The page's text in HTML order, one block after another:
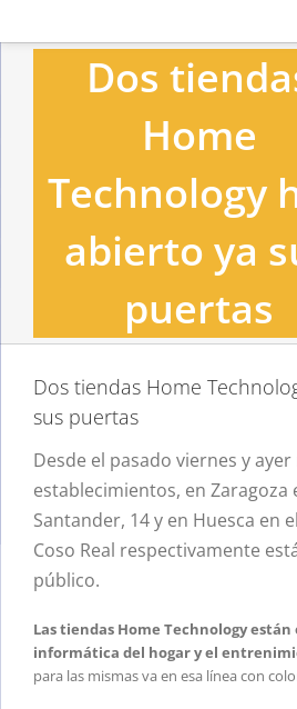
al
Dos
Home
Technology
abierto ya
puertas
Dos tiendas Home
sus puertas
Desde el pasado viernes y
establecimientos, en Zaragoza
Santander, 14 y en Huesca en
Coso Real respectivamente
público.
Las tiendas Home Technology
informática del hogar y el
para las mismas va en esa línea con